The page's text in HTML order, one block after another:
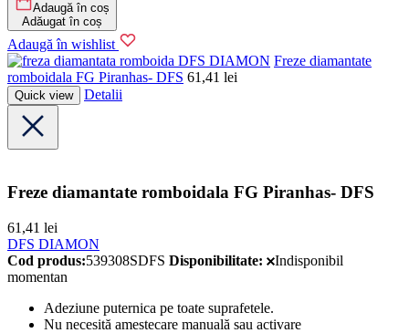
Adaugă în coș
Adăugat în coș
Adaugă în wishlist
DFS DIAMON Freze diamantate
romboidala FG Piranhas- DFS 61,41 lei
Quick view Detalii
Freze diamantate romboidala FG Piranhas- DFS
61,41 lei
DFS DIAMON
Cod produs:539308SDFS Disponibilitate:
Indisponibil
momentan
Adeziune puternica pe toate suprafetele.
Nu necesită amestecare manuală sau activare